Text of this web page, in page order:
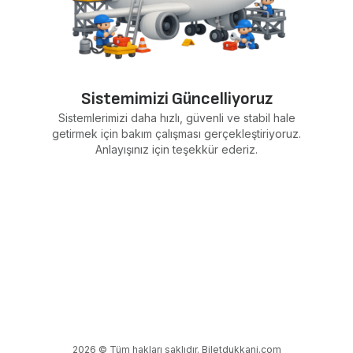
Sistemimizi Güncelliyoruz
Sistemlerimizi daha hızlı, güvenli ve stabil hale
getirmek için bakım çalışması gerçekleştiriyoruz.
Anlayışınız için teşekkür ederiz.
2026 © Tüm hakları saklıdır. Biletdukkani.com